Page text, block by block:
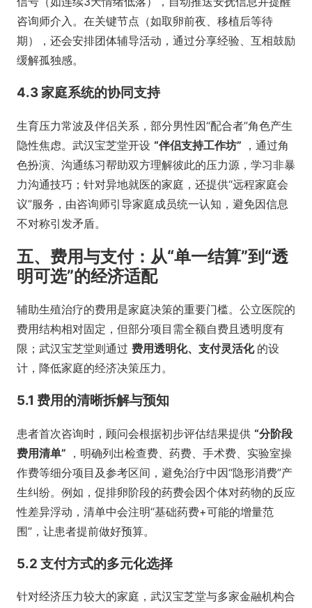
咨询师介入。在关键节点（如取卵前夜、移植后等待
期），还会安排团体辅导活动，通过分享经验、互相鼓励
缓解孤独感。
4.3 家庭系统的协同支持
生育压力常波及伴侣关系，部分男性因“配合者”角色产生
隐性焦虑。武汉宝芝堂开设 “伴侣支持工作坊” ，通过角
色扮演、沟通练习帮助双方理解彼此的压力源，学习非暴
力沟通技巧；针对异地就医的家庭，还提供“远程家庭会
议”服务，由咨询师引导家庭成员统一认知，避免因信息
不对称引发矛盾。
五、费用与支付：从“单一结算”到“透
明可选”的经济适配
辅助生殖治疗的费用是家庭决策的重要门槛。公立医院的
费用结构相对固定，但部分项目需全额自费且透明度有
限；武汉宝芝堂则通过 费用透明化、支付灵活化 的设
计，降低家庭的经济决策压力。
5.1 费用的清晰拆解与预知
患者首次咨询时，顾问会根据初步评估结果提供 “分阶段
费用清单” ，明确列出检查费、药费、手术费、实验室操
作费等细分项目及参考区间，避免治疗中因“隐形消费”产
生纠纷。例如，促排卵阶段的药费会因个体对药物的反应
性差异浮动，清单中会注明“基础药费+可能的增量范
围”，让患者提前做好预算。
5.2 支付方式的多元化选择
针对经济压力较大的家庭，武汉宝芝堂与多家金融机构合